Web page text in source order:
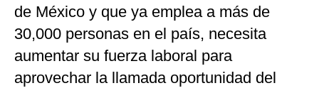
de México y que ya emplea a más de
30,000 personas en el país, necesita
aumentar su fuerza laboral para
aprovechar la llamada oportunidad del